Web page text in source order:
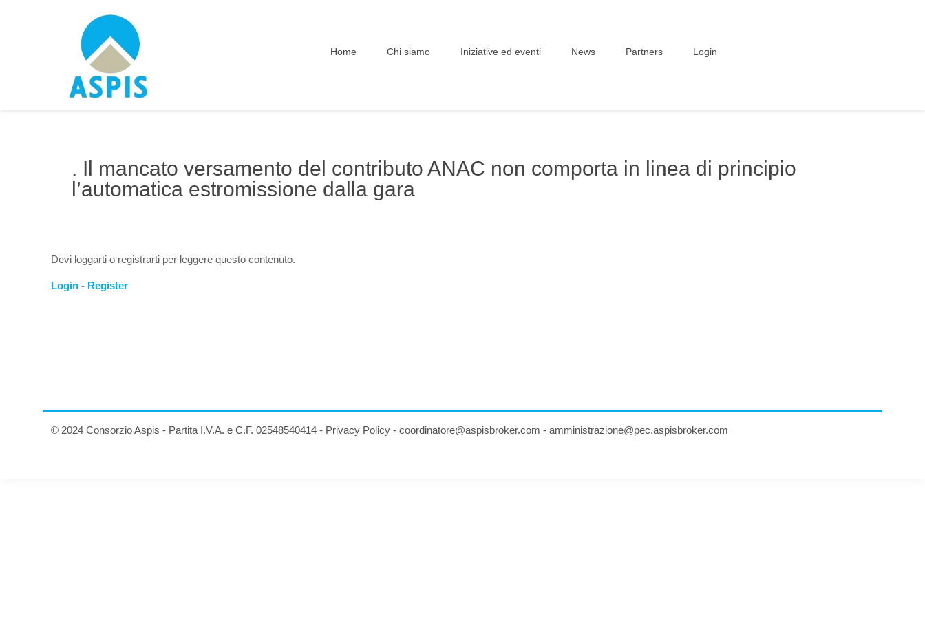
Home Chi siamo Iniziative ed eventi News Partners Login
. Il mancato versamento del contributo ANAC non comporta in linea di principio
l’automatica estromissione dalla gara
Devi loggarti o registrarti per leggere questo contenuto.
Login - Register
© 2024 Consorzio Aspis - Partita I.V.A. e C.F. 02548540414 - Privacy Policy -coordinatore@aspisbroker.com -amministrazione@pec.aspisbroker.com